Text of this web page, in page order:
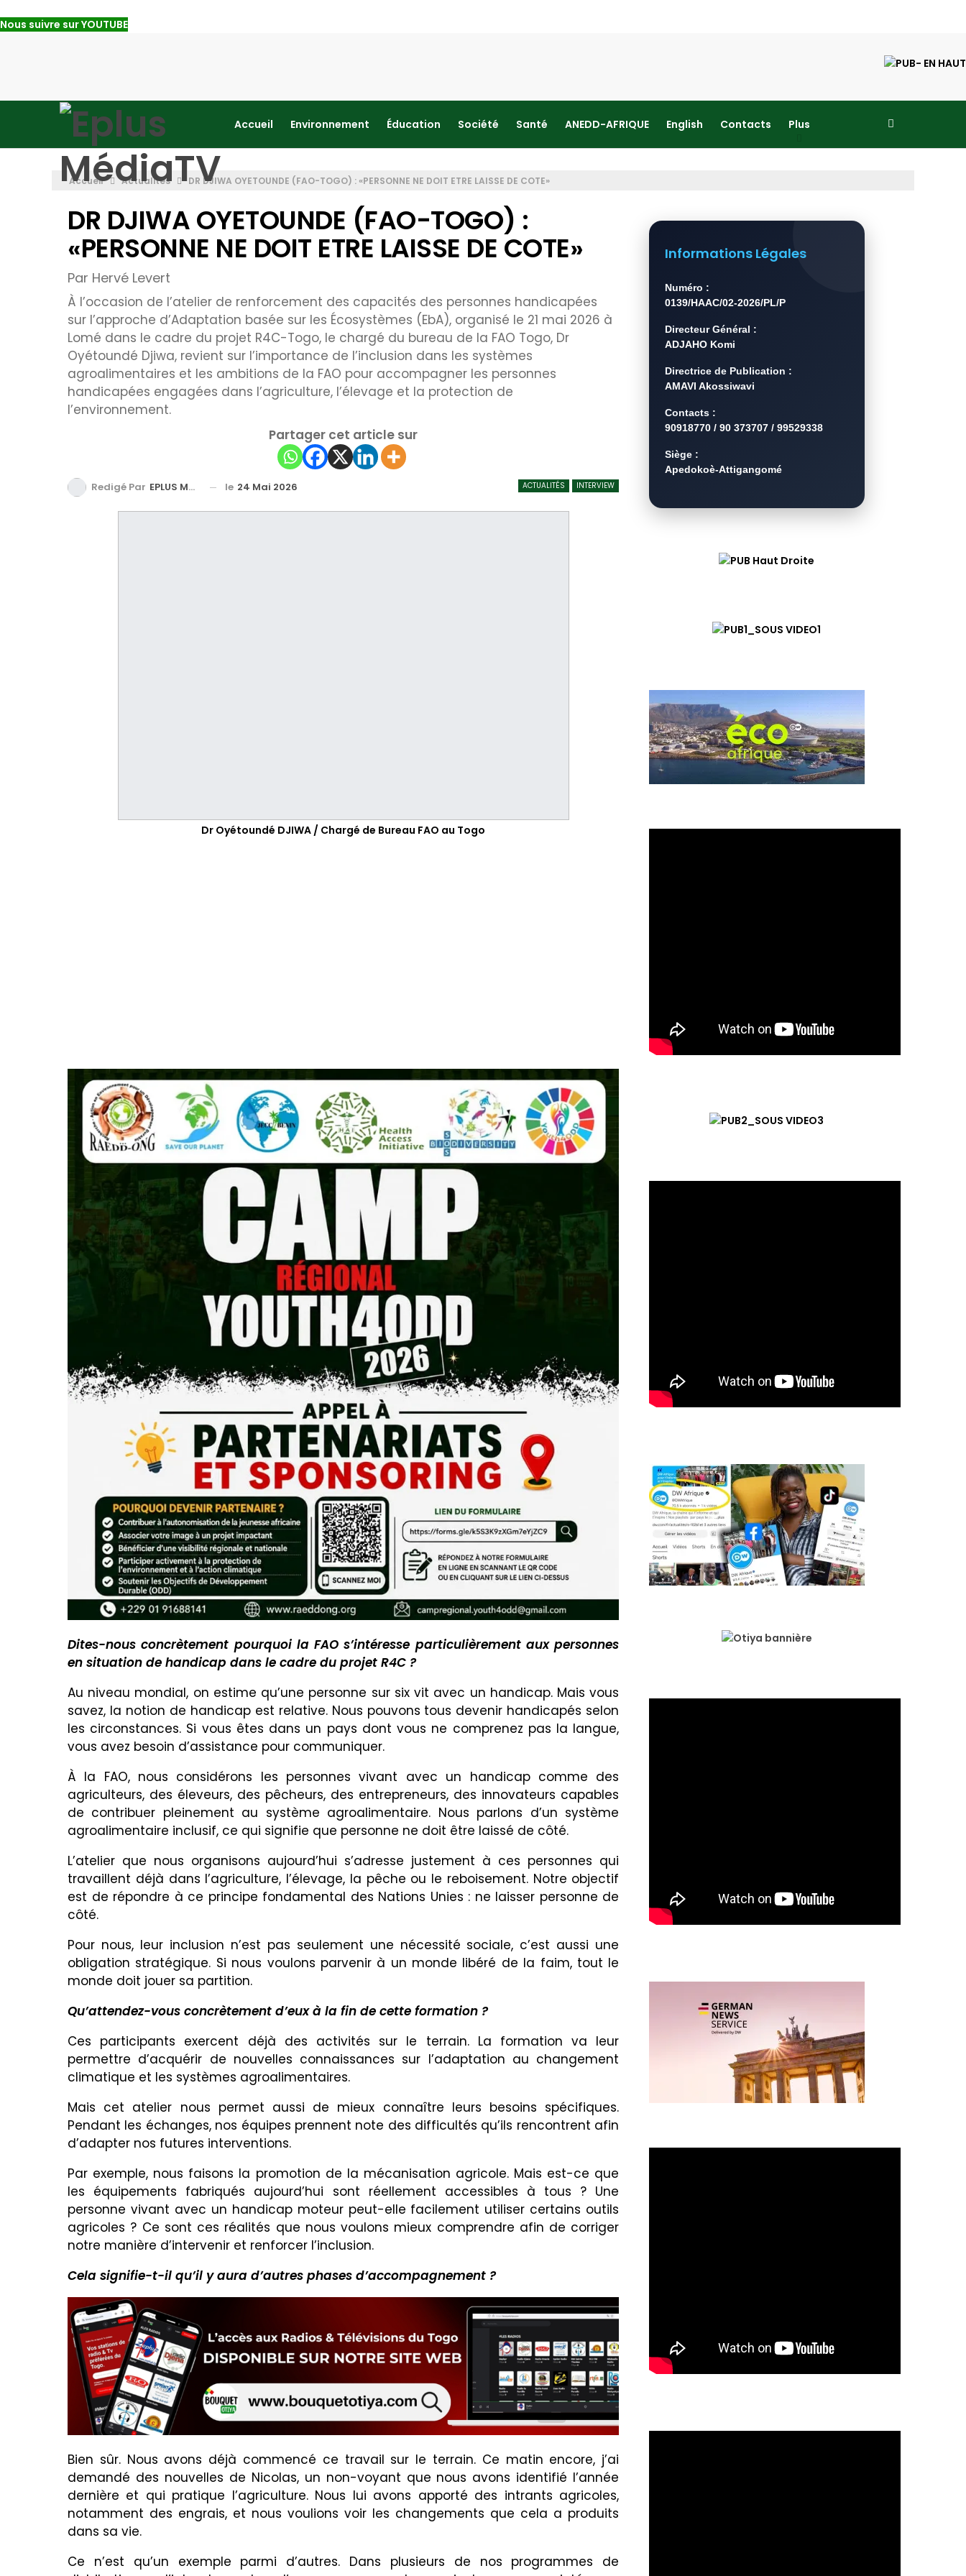
Nous suivre sur YOUTUBE
Accueil Environnement Éducation Société Santé ANEDD-AFRIQUE English Contacts Plus
Accueil Actualités DR DJIWA OYETOUNDE (FAO-TOGO) : «PERSONNE NE DOIT ETRE LAISSE DE COTE»
DR DJIWA OYETOUNDE (FAO-TOGO) :
«PERSONNE NE DOIT ETRE LAISSE DE COTE»
Par Hervé Levert
À l’occasion de l’atelier de renforcement des capacités des personnes handicapées
sur l’approche d’Adaptation basée sur les Écosystèmes (EbA), organisé le 21 mai 2026 à
Lomé dans le cadre du projet R4C-Togo, le chargé du bureau de la FAO Togo, Dr
Oyétoundé Djiwa, revient sur l’importance de l’inclusion dans les systèmes
agroalimentaires et les ambitions de la FAO pour accompagner les personnes
handicapées engagées dans l’agriculture, l’élevage et la protection de
l’environnement.
Partager cet article sur
ACTUALITÉS INTERVIEW
Redigé Par EPLUS MEDIA TV le 24 Mai 2026
Dr Oyétoundé DJIWA / Chargé de Bureau FAO au Togo
Dites-nous concrètement pourquoi la FAO s’intéresse particulièrement aux personnes
en situation de handicap dans le cadre du projet R4C ?
Au niveau mondial, on estime qu’une personne sur six vit avec un handicap. Mais vous
savez, la notion de handicap est relative. Nous pouvons tous devenir handicapés selon
les circonstances. Si vous êtes dans un pays dont vous ne comprenez pas la langue,
vous avez besoin d’assistance pour communiquer.
À la FAO, nous considérons les personnes vivant avec un handicap comme des
agriculteurs, des éleveurs, des pêcheurs, des entrepreneurs, des innovateurs capables
de contribuer pleinement au système agroalimentaire. Nous parlons d’un système
agroalimentaire inclusif, ce qui signifie que personne ne doit être laissé de côté.
L’atelier que nous organisons aujourd’hui s’adresse justement à ces personnes qui
travaillent déjà dans l’agriculture, l’élevage, la pêche ou le reboisement. Notre objectif
est de répondre à ce principe fondamental des Nations Unies : ne laisser personne de
côté.
Pour nous, leur inclusion n’est pas seulement une nécessité sociale, c’est aussi une
obligation stratégique. Si nous voulons parvenir à un monde libéré de la faim, tout le
monde doit jouer sa partition.
Qu’attendez-vous concrètement d’eux à la fin de cette formation ?
Ces participants exercent déjà des activités sur le terrain. La formation va leur
permettre d’acquérir de nouvelles connaissances sur l’adaptation au changement
climatique et les systèmes agroalimentaires.
Mais cet atelier nous permet aussi de mieux connaître leurs besoins spécifiques.
Pendant les échanges, nos équipes prennent note des difficultés qu’ils rencontrent afin
d’adapter nos futures interventions.
Par exemple, nous faisons la promotion de la mécanisation agricole. Mais est-ce que
les équipements fabriqués aujourd’hui sont réellement accessibles à tous ? Une
personne vivant avec un handicap moteur peut-elle facilement utiliser certains outils
agricoles ? Ce sont ces réalités que nous voulons mieux comprendre afin de corriger
notre manière d’intervenir et renforcer l’inclusion.
Cela signifie-t-il qu’il y aura d’autres phases d’accompagnement ?
Bien sûr. Nous avons déjà commencé ce travail sur le terrain. Ce matin encore, j’ai
demandé des nouvelles de Nicolas, un non-voyant que nous avons identifié l’année
dernière et qui pratique l’agriculture. Nous lui avons apporté des intrants agricoles,
notamment des engrais, et nous voulions voir les changements que cela a produits
dans sa vie.
Ce n’est qu’un exemple parmi d’autres. Dans plusieurs de nos programmes de
Informations Légales
Numéro :
0139/HAAC/02-2026/PL/P
Directeur Général :
ADJAHO Komi
Directrice de Publication :
AMAVI Akossiwavi
Contacts :
90918770 / 90 373707 / 99529338
Siège :
Apedokoè-Attigangomé